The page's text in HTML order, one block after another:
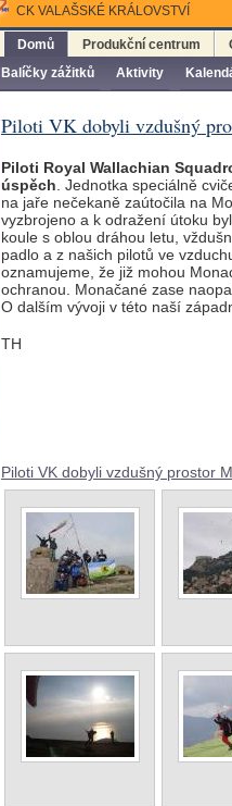
CK VALAŠSKÉ KRÁLOVSTVÍ
Domů
Balíčky zážitků
Aktivity
Produkční centrum
Piloti VK dobyli vzdušný
Piloti Royal Wallachian
úspěch . Jednotka speciálně
na jaře nečekaně zaútočila na
vyzbrojeno a k odražení útoku
koule s oblou dráhou letu,
padlo a z našich pilotů ve
oznamujeme, že již mohou
ochranou. Monačané zase
O dalším vývoji v této naší
TH
Piloti VK dobyli vzdušný prostor